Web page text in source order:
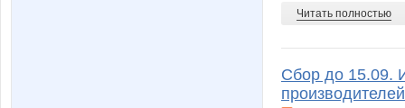
Читать полностью
Сбор до 15.09.